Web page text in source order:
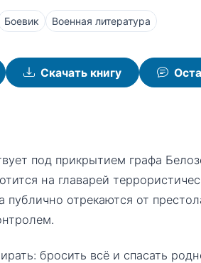
Боевик Военная литература
Скачать книгу
под прикрытием графа
на главарей
публично отрекаются от
бросить всё и спасать